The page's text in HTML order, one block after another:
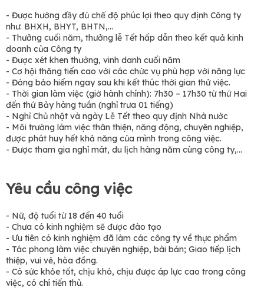
- Được hưởng đầy đủ chế độ phúc lợi theo quy định Công ty
như: BHXH, BHYT, BHTN,...
- Thưởng cuối năm, thưởng lễ Tết hấp dẫn theo kết quả kinh
doanh của Công ty
- Được xét khen thưởng, vinh danh cuối năm
- Cơ hội thăng tiến cao với các chức vụ phù hợp với năng lực
- Đóng bảo hiểm ngay sau khi kết thúc thời gian thử việc.
- Thời gian làm việc (giờ hành chính): 7h30 – 17h30 từ thứ Hai
đến thứ Bảy hàng tuần (nghỉ trưa 01 tiếng)
- Nghỉ Chủ nhật và ngày Lễ Tết theo quy định Nhà nước
- Môi trường làm việc thân thiện, năng động, chuyên nghiệp,
được phát huy hết khả năng của mình trong công việc.
- Được tham gia nghỉ mát, du lịch hàng năm cùng công ty,...
Yêu cầu công việc
- Nữ, độ tuổi từ 18 đến 40 tuổi
- Chưa có kinh nghiệm sẽ được đào tạo
- Ưu tiên có kinh nghiệm đã làm các công ty về thực phẩm
- Tác phong làm việc chuyên nghiệp, bài bản; Giao tiếp lịch
thiệp, vui vẻ, hòa đồng.
- Có sức khỏe tốt, chịu khó, chịu được áp lực cao trong công
việc, có chí tiến thủ.